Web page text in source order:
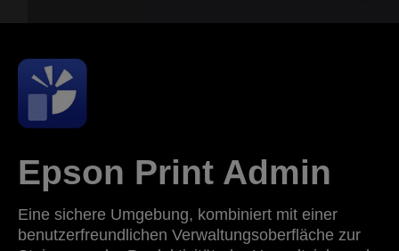
Epson Print Admin
Eine sichere Umgebung, kombiniert mit einer
benutzerfreundlichen Verwaltungsoberfläche zur